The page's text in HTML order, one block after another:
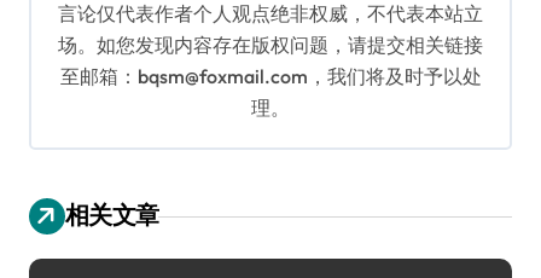
言论仅代表作者个人观点绝非权威，不代表本站立
场。如您发现内容存在版权问题，请提交相关链接
至邮箱：bqsm@foxmail.com，我们将及时予以处
理。
相关文章